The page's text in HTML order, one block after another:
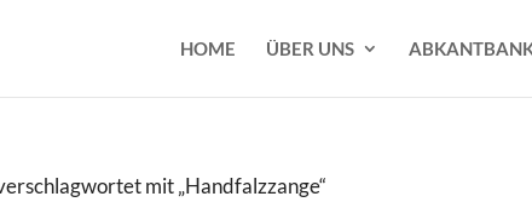
HOME ÜBER UNS
mit „Handfalzzange“